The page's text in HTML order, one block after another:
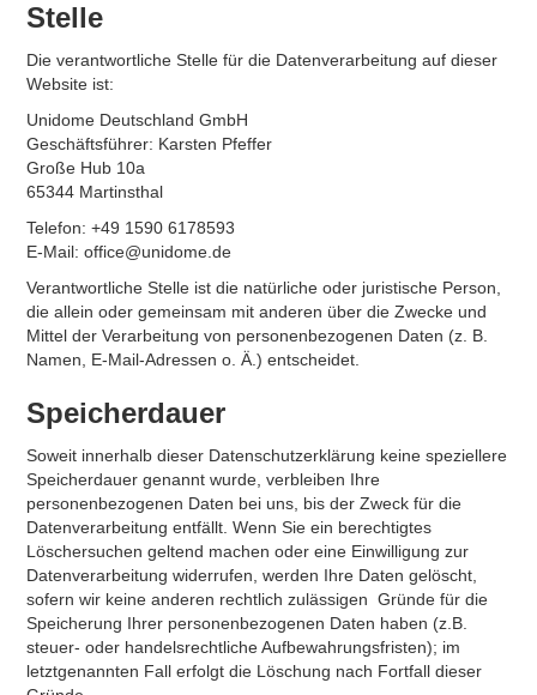
Stelle
Die verantwortliche Stelle für die Datenverarbeitung auf dieser
Website ist:
Unidome Deutschland GmbH
Geschäftsführer: Karsten Pfeffer
Große Hub 10a
65344 Martinsthal
Telefon: +49 1590 6178593
E-Mail: office@unidome.de
Verantwortliche Stelle ist die natürliche oder juristische Person,
die allein oder gemeinsam mit anderen über die Zwecke und
Mittel der Verarbeitung von personenbezogenen Daten (z. B.
Namen, E-Mail-Adressen o. Ä.) entscheidet.
Speicherdauer
Soweit innerhalb dieser Datenschutzerklärung keine speziellere
Speicherdauer genannt wurde, verbleiben Ihre
personenbezogenen Daten bei uns, bis der Zweck für die
Datenverarbeitung entfällt. Wenn Sie ein berechtigtes
Löschersuchen geltend machen oder eine Einwilligung zur
Datenverarbeitung widerrufen, werden Ihre Daten gelöscht,
sofern wir keine anderen rechtlich zulässigen Gründe für die
Speicherung Ihrer personenbezogenen Daten haben (z.B.
steuer- oder handelsrechtliche Aufbewahrungsfristen); im
letztgenannten Fall erfolgt die Löschung nach Fortfall dieser